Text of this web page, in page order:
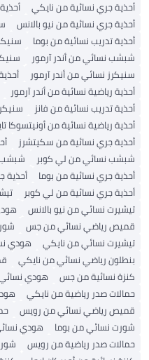
أحذية جري نسائية من نايكي
أحذية جري نسائية من نيو بالانس
أحذية تدريب نسائية من بوما
شبشب نسائي من أندر آرمور
سنيكرز نسائي من أندر آرمور
أحذية رياضية نسائية من أندر آرمور
أحذية تدريب نسائية من فانز
أحذية رياضية نسائية من أونيتسوكا
أحذية جري نسائية من سكيتشرز
شبشب نسائي من لي كوبر
شبشب
أحذية جري نسائية من بوما
أحذية
أحذية جري نسائية من لي كوبر
تيشيرت نسائي من نيو بالانس
قميص رياضي نسائي من جس
تيشيرت نسائي من نايكي
هودي
بنطلون رياضي نسائي من نايكي
كنزة نسائية من جس
هودي
حمالات صدر رياضية من نايكي
قميص رياضي نسائي من رويس
شورت نسائي من بوما
هودي
حمالات صدر رياضية من رويس